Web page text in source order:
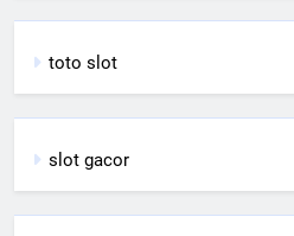
toto slot
slot gacor